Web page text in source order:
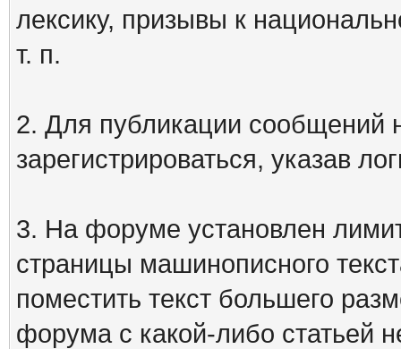
лексику, призывы к
т. п.
2. Для публикации сообщений
зарегистрироваться, указав
3. На форуме установлен
страницы машинописного
поместить текст большего
форума с какой-либо статьей